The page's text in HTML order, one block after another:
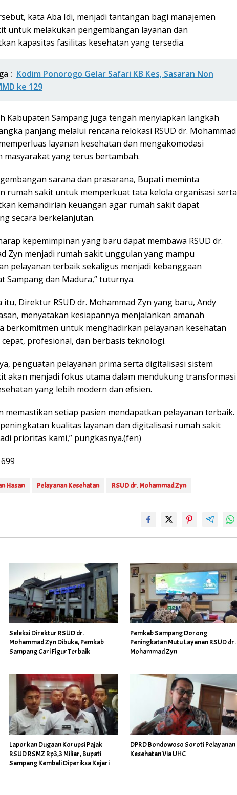
kata Aba Idi, menjadi tantangan bagi manajemen
untuk melakukan pengembangan layanan dan
kapasitas fasilitas kesehatan yang tersedia.
: Kodim Ponorogo Gelar Safari KB Kes, Sasaran Non
ke 129
Kabupaten Sampang juga tengah menyiapkan langkah
panjang melalui rencana relokasi RSUD dr. Mohammad
layanan kesehatan dan mengakomodasi
masyarakat yang terus bertambah.
sarana dan prasarana, Bupati meminta
rumah sakit untuk memperkuat tata kelola organisasi serta
kemandirian keuangan agar rumah sakit dapat
secara berkelanjutan.
kepemimpinan yang baru dapat membawa RSUD dr.
Zyn menjadi rumah sakit unggulan yang mampu
pelayanan terbaik sekaligus menjadi kebanggaan
Sampang dan Madura,” tuturnya.
itu, Direktur RSUD dr. Mohammad Zyn yang baru, Andy
menyatakan kesiapannya menjalankan amanah
berkomitmen untuk menghadirkan pelayanan kesehatan
profesional, dan berbasis teknologi.
penguatan pelayanan prima serta digitalisasi sistem
akan menjadi fokus utama dalam mendukung transformasi
yang lebih modern dan efisien.
memastikan setiap pasien mendapatkan pelayanan terbaik.
kualitas layanan dan digitalisasi rumah sakit
prioritas kami,” pungkasnya.(fen)
699
Hasan Pelayanan Kesehatan RSUD dr. Mohammad Zyn
Seleksi Direktur RSUD dr.
Mohammad Zyn Dibuka, Pemkab
Sampang Cari Figur Terbaik
Pemkab Sampang Dorong
Peningkatan Mutu Layanan RSUD dr.
Mohammad Zyn
Laporkan Dugaan Korupsi Pajak
RSUD RSMZ Rp3,3 Miliar, Bupati
Sampang Kembali Diperiksa Kejari
DPRD Bondowoso Soroti Pelayanan
Kesehatan Via UHC